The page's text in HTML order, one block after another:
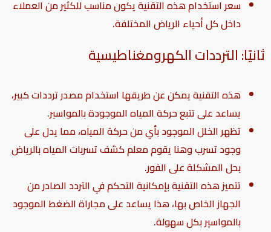
سعر استخدام هذه التقنية يكون مناسب للكثير من العملاء
داخل كل أحياء الرياض المختلفة.
ثانيًا: الترددات الكهرومغناطيسية
هذه التقنية يمكن عن طريقها استخدام مصدر ترددات كبير،
يساعد على تتبع حركة المياه الموجودة بالمواسير.
تظهر الخلل الموجود بأي من حركة المياه، مما يدل على
وجود تسرب وهنا يقوممعلمكشف تسربات المياه بالرياض
بحل المشكلة على الفور.
تتميز هذه التقنية بإمكانية التحكم في التردد الصادر من
الجهاز الخاص بها، هذا يساعد على مجاراة الضغط الموجود
بالمواسير بكل سهولة.